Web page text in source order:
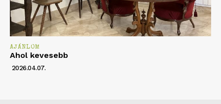
AJÁNLOM
Ahol kevesebb
2026.04.07.